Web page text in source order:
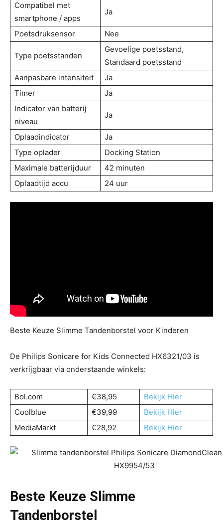
Compatibel met
smartphone / apps
Ja
Poetsdruksensor Nee
Type poetsstanden
Gevoelige poetsstand,
Standaard poetsstand
Aanpasbare intensiteit
Ja
Timer
Ja
Indicator van batterij
niveau
Ja
Oplaadindicator
Ja
Type oplader
Docking Station
Maximale batterijduur
42 minuten
Oplaadtijd accu
24 uur
Beste Keuze Slimme Tandenborstel voor Kinderen
De Philips Sonicare for Kids Connected HX6321/03 is
verkrijgbaar via onderstaande winkels:
Bol.com €38,95
Bekijk Hier
Coolblue
€39,99
Bekijk Hier
MediaMarkt
€28,92 Bekijk Hier
Beste Keuze Slimme
Tandenborstel